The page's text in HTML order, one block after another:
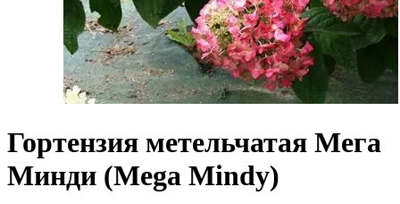
Гортензия метельчатая Мега
Минди (Mega Mindy)